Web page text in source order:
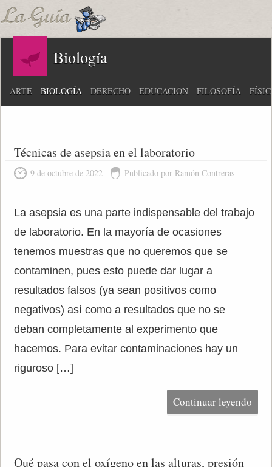
Biología
ARTE BIOLOGÍA DERECHO EDUCACIÓN FILOSOFÍA
Técnicas de asepsia en el laboratorio
9 de octubre de 2022 Publicado por Ramón Contreras
La asepsia es una parte indispensable del trabajo
de laboratorio. En la mayoría de ocasiones
tenemos muestras que no queremos que se
contaminen, pues esto puede dar lugar a
resultados falsos (ya sean positivos como
negativos) así como a resultados que no se
deban completamente al experimento que
hacemos. Para evitar contaminaciones hay un
riguroso […]
Continuar leyendo
Qué pasa con el oxígeno en las alturas, presión